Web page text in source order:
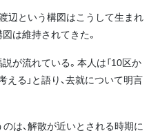
辺という構図はこうして生まれ
は維持されてきた。
が流れている。本人は「10区か
る」と語り、去就について明言
は、解散が近いとされる時期に